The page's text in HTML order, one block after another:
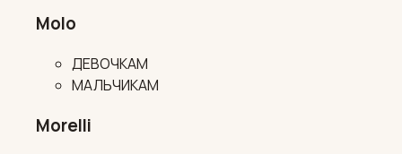
Molo
ДЕВОЧКАМ
МАЛЬЧИКАМ
Morelli